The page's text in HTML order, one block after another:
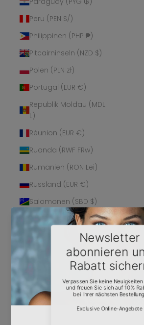
Peru (PEN S/)
Philippinen (PHP ₱)
Pitcairninseln (NZD $)
Polen (PLN zł)
Portugal (EUR €)
Republik Moldau (MDL
L)
Réunion (EUR €)
Ruanda (RWF FRw)
Rumänien (RON Lei)
Russland (EUR €)
Salomonen (SBD $)
Sambia (EUR €)
Samoa (WST T)
San Marino (EUR €)
São Tomé und
Príncipe (STD Db)
Saudi-Arabien (SAR